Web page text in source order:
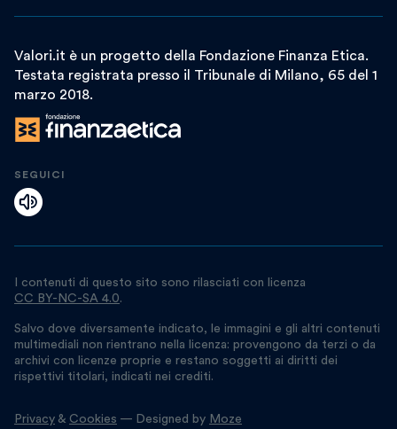
Valori.it è un progetto della Fondazione Finanza Etica.
Testata registrata presso il Tribunale di Milano, 65 del 1
marzo 2018.
SEGUICI
I contenuti di questo sito sono rilasciati con licenza
CC BY-NC-SA 4.0.
Salvo dove diversamente indicato, le immagini e gli altri contenuti
multimediali non rientrano nella licenza: provengono da terzi o da
archivi con licenze proprie e restano soggetti ai diritti dei
rispettivi titolari, indicati nei crediti.
Privacy & Cookies — Designed by Moze